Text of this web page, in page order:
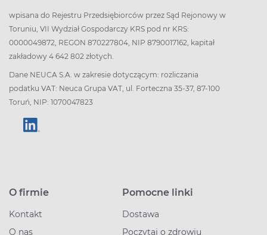
wpisana do Rejestru Przedsiębiorców przez Sąd Rejonowy w
Toruniu, VII Wydział Gospodarczy KRS pod nr KRS:
0000049872, REGON 870227804, NIP 8790017162, kapitał
zakładowy 4 642 802 złotych.
Dane NEUCA S.A. w zakresie dotyczącym: rozliczania
podatku VAT: Neuca Grupa VAT, ul. Forteczna 35-37, 87-100
Toruń, NIP: 1070047823
O firmie
Kontakt
O nas
Pomocne linki
Dostawa
Poczytaj o zdrowiu